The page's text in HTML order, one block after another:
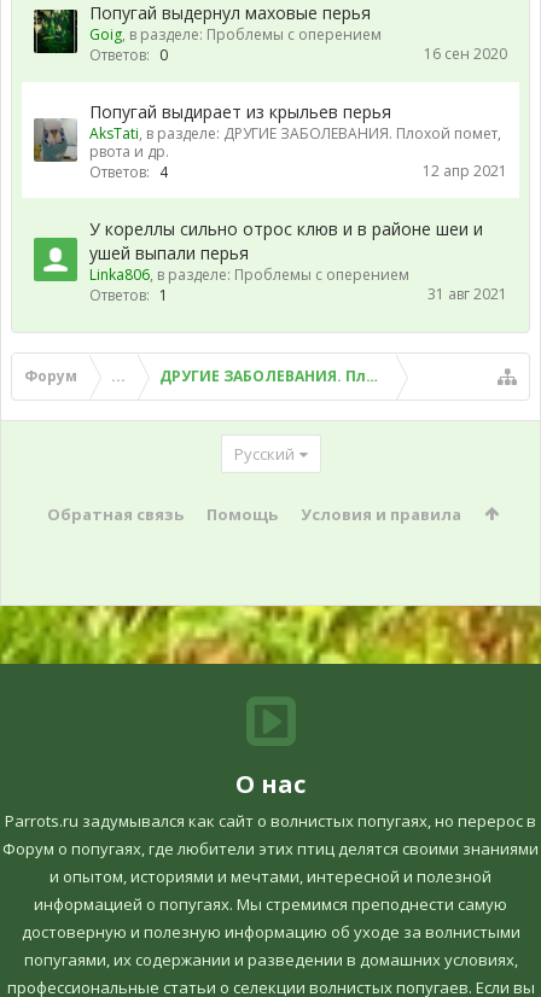
Попугай выдернул маховые перья
Goig, в разделе: Проблемы с оперением
Ответов: 0 16 сен 2020
Попугай выдирает из крыльев перья
AksTati, в разделе: ДРУГИЕ ЗАБОЛЕВАНИЯ. Плохой помет,
рвота и др.
Ответов: 4 12 апр 2021
У кореллы сильно отрос клюв и в районе шеи и
ушей выпали перья
Linka806, в разделе: Проблемы с оперением
Ответов: 1 31 авг 2021
Форум ... ДРУГИЕ ЗАБОЛЕВАНИЯ. Плохой помет, рвота и
Русский
Обратная связь Помощь Условия и правила
О нас
Parrots.ru задумывался как сайт о волнистых попугаях, но перерос в
Форум о попугаях, где любители этих птиц делятся своими знаниями
и опытом, историями и мечтами, интересной и полезной
информацией о попугаях. Мы стремимся преподнести самую
достоверную и полезную информацию об уходе за волнистыми
попугаями, их содержании и разведении в домашних условиях,
профессиональные статьи о селекции волнистых попугаев. Если вы